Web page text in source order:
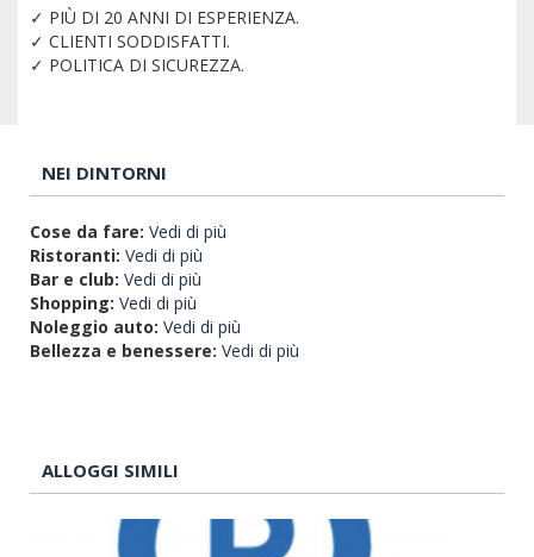
✓ PIÙ DI 20 ANNI DI ESPERIENZA.
✓ CLIENTI SODDISFATTI.
✓ POLITICA DI SICUREZZA.
NEI DINTORNI
Cose da fare: Vedi di più
Ristoranti: Vedi di più
Bar e club: Vedi di più
Shopping: Vedi di più
Noleggio auto: Vedi di più
Bellezza e benessere: Vedi di più
ALLOGGI SIMILI